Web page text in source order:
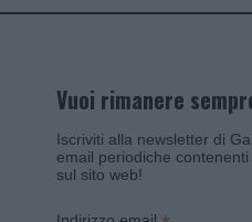
Vuoi rimanere
Iscriviti alla newsletter di
email periodiche
sul sito web!